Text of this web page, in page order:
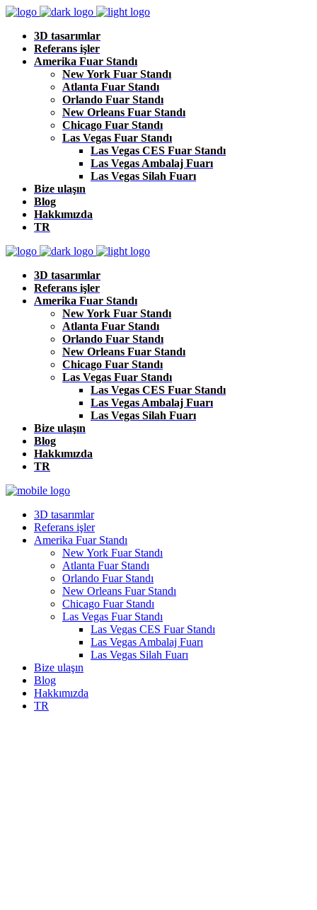
3D tasarımlar
Referans işler
Amerika Fuar Standı
New York Fuar Standı
Atlanta Fuar Standı
Orlando Fuar Standı
New Orleans Fuar Standı
Chicago Fuar Standı
Las Vegas Fuar Standı
Las Vegas CES Fuar Standı
Las Vegas Ambalaj Fuarı
Las Vegas Silah Fuarı
Bize ulaşın
Blog
Hakkımızda
TR
3D tasarımlar
Referans işler
Amerika Fuar Standı
New York Fuar Standı
Atlanta Fuar Standı
Orlando Fuar Standı
New Orleans Fuar Standı
Chicago Fuar Standı
Las Vegas Fuar Standı
Las Vegas CES Fuar Standı
Las Vegas Ambalaj Fuarı
Las Vegas Silah Fuarı
Bize ulaşın
Blog
Hakkımızda
TR
3D tasarımlar
Referans işler
Amerika Fuar Standı
New York Fuar Standı
Atlanta Fuar Standı
Orlando Fuar Standı
New Orleans Fuar Standı
Chicago Fuar Standı
Las Vegas Fuar Standı
Las Vegas CES Fuar Standı
Las Vegas Ambalaj Fuarı
Las Vegas Silah Fuarı
Bize ulaşın
Blog
Hakkımızda
TR